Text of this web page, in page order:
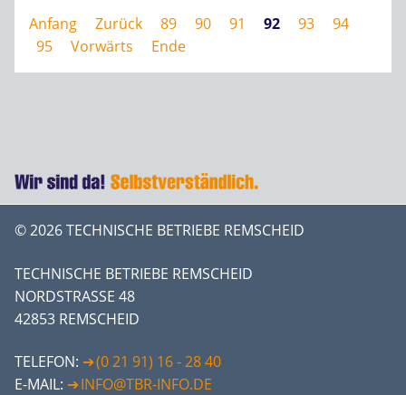
Anfang Zurück 89 90 91 92 93
94
95
Vorwärts Ende
© 2026 TECHNISCHE BETRIEBE REMSCHEID
TECHNISCHE BETRIEBE REMSCHEID
NORDSTRASSE 48
42853 REMSCHEID
TELEFON:
(0 21 91) 16 - 28 40
E-MAIL:
INFO@TBR-INFO.DE